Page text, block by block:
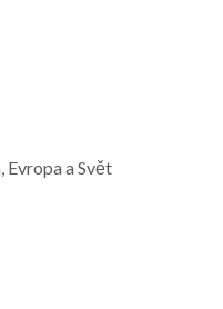
Evropa a Svět